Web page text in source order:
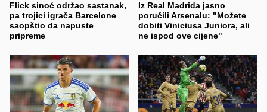
Flick sinoć održao sastanak,
pa trojici igrača Barcelone
saopštio da napuste
pripreme
Iz Real Madrida jasno
poručili Arsenalu: "Možete
dobiti Viniciusa Juniora, ali
ne ispod ove cijene"